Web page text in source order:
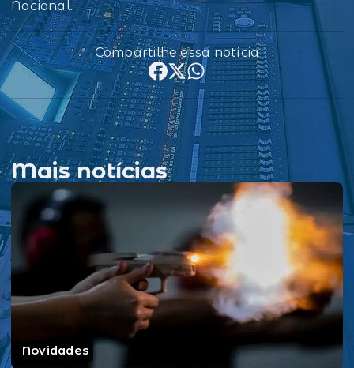
Nacional.
Compartilhe essa notícia
Mais notícias
Novidades